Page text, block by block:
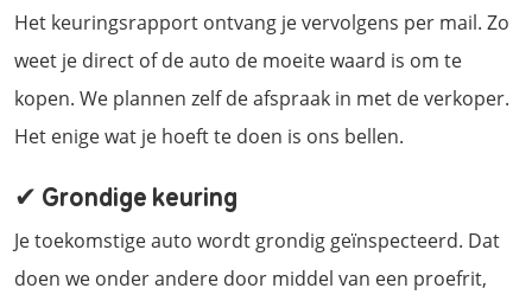
Het keuringsrapport ontvang je vervolgens per mail. Zo
weet je direct of de auto de moeite waard is om te
kopen. We plannen zelf de afspraak in met de verkoper.
Het enige wat je hoeft te doen is ons bellen.
✔ Grondige keuring
Je toekomstige auto wordt grondig geïnspecteerd. Dat
doen we onder andere door middel van een proefrit,